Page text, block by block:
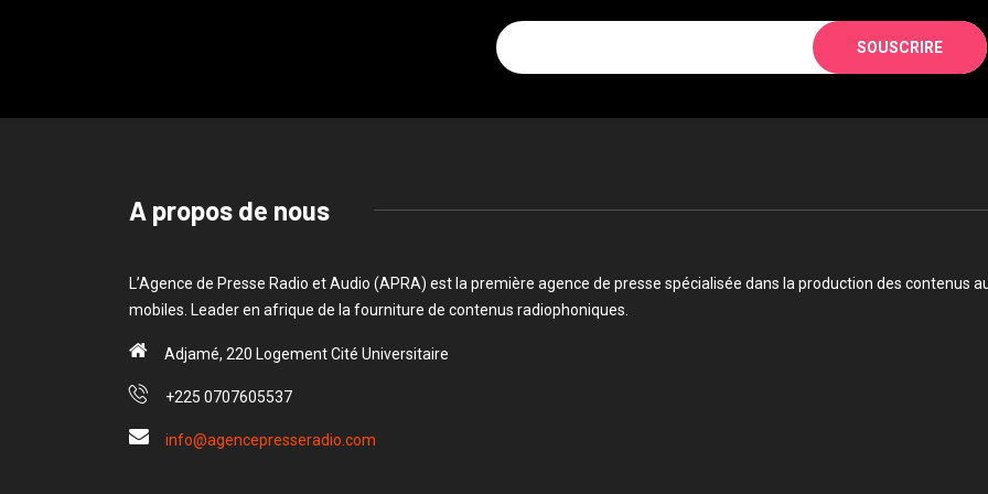
SOUSCRIRE
A propos de nous
L’Agence de Presse Radio et Audio (APRA) est la première agence de presse spécialisée dans la production des contenus
mobiles. Leader en afrique de la fourniture de contenus radiophoniques.
Adjamé, 220 Logement Cité Universitaire
+225 0707605537
info@agencepresseradio.com